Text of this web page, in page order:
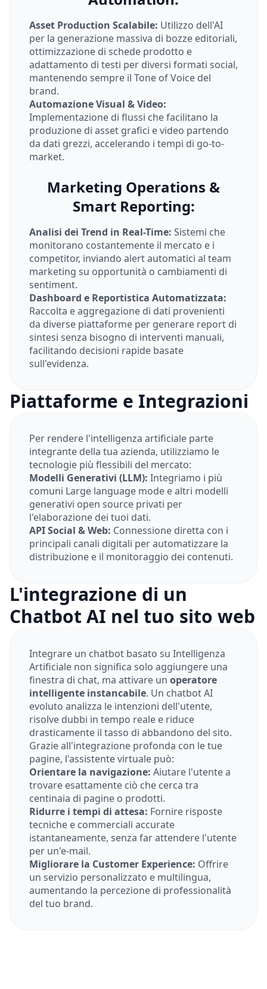
Asset Production Scalabile: Utilizzo dell'AI
per la generazione massiva di bozze editoriali,
ottimizzazione di schede prodotto e
adattamento di testi per diversi formati social,
mantenendo sempre il Tone of Voice del
brand.
Automazione Visual & Video:
Implementazione di flussi che facilitano la
produzione di asset grafici e video partendo
da dati grezzi, accelerando i tempi di go-to-
market.
Marketing Operations &
Smart Reporting:
Analisi dei Trend in Real-Time: Sistemi che
monitorano costantemente il mercato e i
competitor, inviando alert automatici al team
marketing su opportunità o cambiamenti di
sentiment.
Dashboard e Reportistica Automatizzata:
Raccolta e aggregazione di dati provenienti
da diverse piattaforme per generare report di
sintesi senza bisogno di interventi manuali,
facilitando decisioni rapide basate
sull'evidenza.
Piattaforme e Integrazioni
Per rendere l'intelligenza artificiale parte
integrante della tua azienda, utilizziamo le
tecnologie più flessibili del mercato:
Modelli Generativi (LLM): Integriamo i più
comuni Large language mode e altri modelli
generativi open source privati per
l'elaborazione dei tuoi dati.
API Social & Web: Connessione diretta con i
principali canali digitali per automatizzare la
distribuzione e il monitoraggio dei contenuti.
L'integrazione di un
Chatbot AI nel tuo sito web
Integrare un chatbot basato su Intelligenza
Artificiale non significa solo aggiungere una
finestra di chat, ma attivare un operatore
intelligente instancabile. Un chatbot AI
evoluto analizza le intenzioni dell'utente,
risolve dubbi in tempo reale e riduce
drasticamente il tasso di abbandono del sito.
Grazie all'integrazione profonda con le tue
pagine, l'assistente virtuale può:
Orientare la navigazione: Aiutare l'utente a
trovare esattamente ciò che cerca tra
centinaia di pagine o prodotti.
Ridurre i tempi di attesa: Fornire risposte
tecniche e commerciali accurate
istantaneamente, senza far attendere l'utente
per un'e-mail.
Migliorare la Customer Experience: Offrire
un servizio personalizzato e multilingua,
aumentando la percezione di professionalità
del tuo brand.